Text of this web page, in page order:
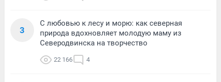
3
С любовью к лесу и морю: как северная
природа вдохновляет молодую маму из
Северодвинска на творчество
22 166 4